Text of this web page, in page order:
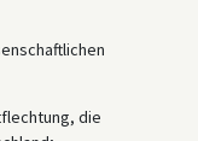
die